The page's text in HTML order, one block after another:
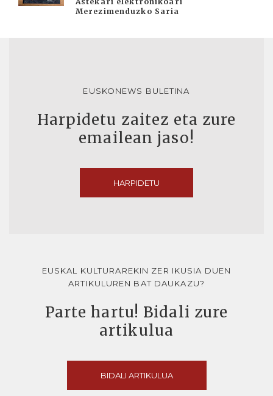
Merezimenduzko Saria
EUSKONEWS BULETINA
Harpidetu zaitez eta zure
emailean jaso!
HARPIDETU
EUSKAL KULTURAREKIN ZER IKUSIA DUEN
ARTIKULUREN BAT DAUKAZU?
Parte hartu! Bidali zure
artikulua
BIDALI ARTIKULUA